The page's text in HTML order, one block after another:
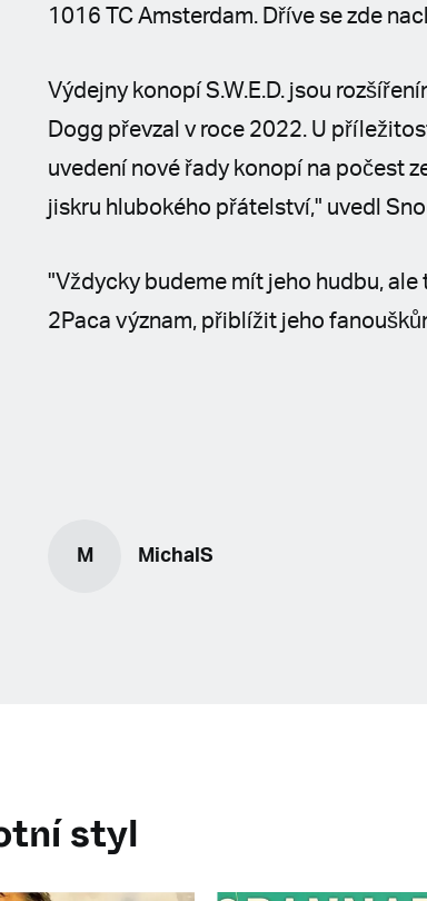
1016 TC Amsterdam. Dříve se zde
Výdejny konopí S.W.E.D. jsou
Dogg převzal v roce 2022. U
uvedení nové řady konopí na počest
jiskru hlubokého přátelství," uvedl
"Vždycky budeme mít jeho hudbu,
2Paca význam, přiblížit jeho
M MichalS
styl